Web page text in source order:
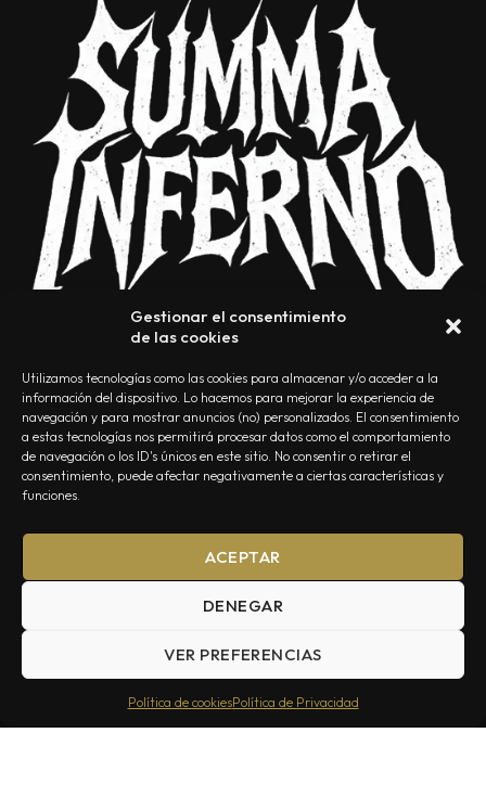
Gestionar el consentimiento
de las cookies
Utilizamos tecnologías como las cookies para almacenar y/o acceder a la
información del dispositivo. Lo hacemos para mejorar la experiencia de
navegación y para mostrar anuncios (no) personalizados. El consentimiento
a estas tecnologías nos permitirá procesar datos como el comportamiento
de navegación o los ID's únicos en este sitio. No consentir o retirar el
consentimiento, puede afectar negativamente a ciertas características y
funciones.
ACEPTAR
DENEGAR
VER PREFERENCIAS
Política de cookiesPolítica de Privacidad
NOSOTROS CONTACTO EDITORIAL POLÍTICA DE PRIVACIDAD
Summa Inferno — Todos los Derechos Reservados © 2026